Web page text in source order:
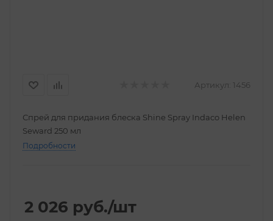
Артикул: 1456
Спрей для придания блеска Shine Spray Indaco Helen
Seward 250 мл
Подробности
2 026 руб./шт